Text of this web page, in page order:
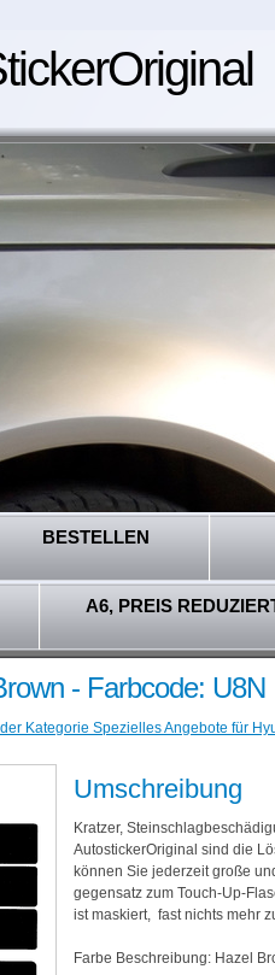
BESTELLEN
A6, PREIS
- Farbcode: U8N
Kategorie Spezielles Angebote für
Umschreibung
Kratzer,
AutostickerOriginal sind die
können Sie jederzeit große
gegensatz zum Touch-Up-
ist maskiert, fast nichts mehr
Farbe Beschreibung: Hazel